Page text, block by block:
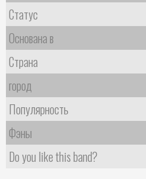
Статус
Основана в
Страна
город
Популярность
Фэны
Do you like this band?